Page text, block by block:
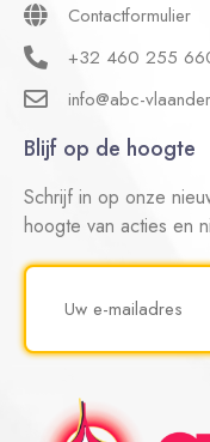
Contactformulier
+32 460 255
info@abc-
Blijf op de hoogte
Schrijf in op onze
hoogte van acties en